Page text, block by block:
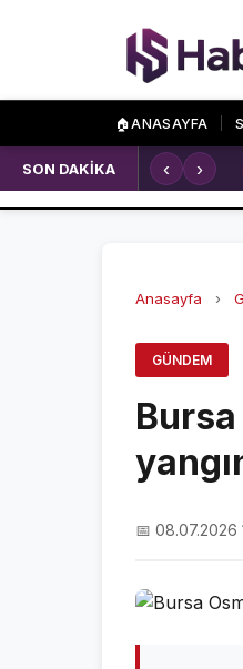
🏠ANASAYFA
SPOR
GALATASARAY
BEŞİKTAŞ
SON DAKİKA ‹ ›
Anasayfa ›
GÜNDEM
📅 08.07.2026